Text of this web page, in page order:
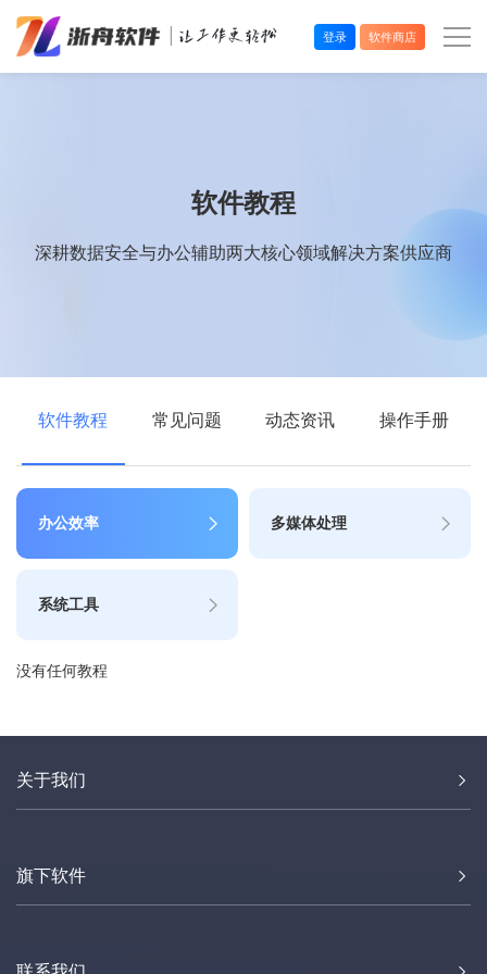
登录 软件商店
软件教程
深耕数据安全与办公辅助两大核心领域解决方案供应商
软件教程 常见问题 动态资讯 操作手册
办公效率 多媒体处理
系统工具
没有任何教程
关于我们
旗下软件